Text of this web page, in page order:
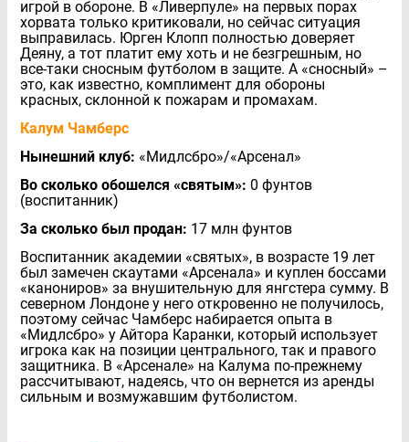
игрой в обороне. В «Ливерпуле» на первых порах
хорвата только критиковали, но сейчас ситуация
выправилась. Юрген Клопп полностью доверяет
Деяну, а тот платит ему хоть и не безгрешным, но
все-таки сносным футболом в защите. А «сносный» –
это, как известно, комплимент для обороны
красных, склонной к пожарам и промахам.
Калум Чамберс
Нынешний клуб: «Мидлсбро»/«Арсенал»
Во сколько обошелся «святым»: 0 фунтов
(воспитанник)
За сколько был продан: 17 млн фунтов
Воспитанник академии «святых», в возрасте 19 лет
был замечен скаутами «Арсенала» и куплен боссами
«канониров» за внушительную для янгстера сумму. В
северном Лондоне у него откровенно не получилось,
поэтому сейчас Чамберс набирается опыта в
«Мидлсбро» у Айтора Каранки, который использует
игрока как на позиции центрального, так и правого
защитника. В «Арсенале» на Калума по-прежнему
рассчитывают, надеясь, что он вернется из аренды
сильным и возмужавшим футболистом.